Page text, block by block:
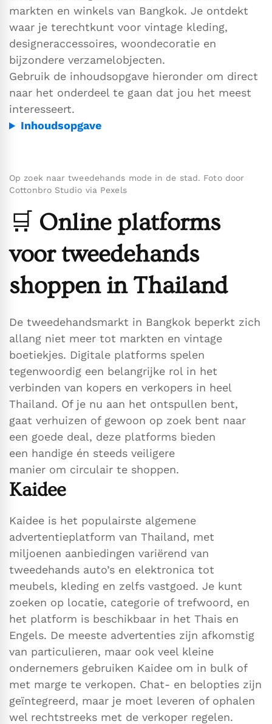
markten en winkels van Bangkok. Je ontdekt
waar je terechtkunt voor vintage kleding,
designeraccessoires, woondecoratie en
bijzondere verzamelobjecten.
Gebruik de inhoudsopgave hieronder om direct
naar het onderdeel te gaan dat jou het meest
interesseert.
Inhoudsopgave
Op zoek naar tweedehands mode in de stad. Foto door
Cottonbro Studio via Pexels
🛒 Online platforms
voor tweedehands
shoppen in Thailand
De tweedehandsmarkt in Bangkok beperkt zich
allang niet meer tot markten en vintage
boetiekjes. Digitale platforms spelen
tegenwoordig een belangrijke rol in het
verbinden van kopers en verkopers in heel
Thailand. Of je nu aan het ontspullen bent,
gaat verhuizen of gewoon op zoek bent naar
een goede deal, deze platforms bieden
een handige én steeds veiligere
manier om circulair te shoppen.
Kaidee
Kaidee is het populairste algemene
advertentieplatform van Thailand, met
miljoenen aanbiedingen variërend van
tweedehands auto’s en elektronica tot
meubels, kleding en zelfs vastgoed. Je kunt
zoeken op locatie, categorie of trefwoord, en
het platform is beschikbaar in het Thais en
Engels. De meeste advertenties zijn afkomstig
van particulieren, maar ook veel kleine
ondernemers gebruiken Kaidee om in bulk of
met marge te verkopen. Chat- en belopties zijn
geïntegreerd, maar je moet leveren of ophalen
wel rechtstreeks met de verkoper regelen.